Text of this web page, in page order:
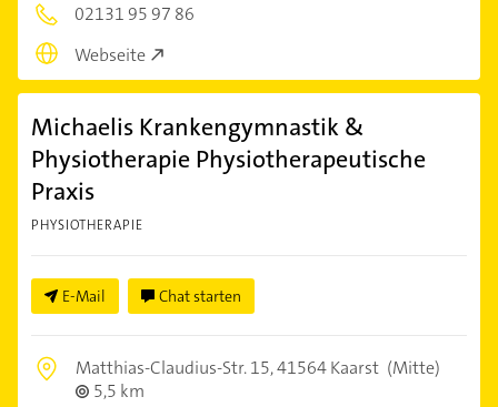
02131 95 97 86
Webseite
Michaelis Krankengymnastik &
Physiotherapie Physiotherapeutische
Praxis
PHYSIOTHERAPIE
E-Mail Chat starten
Matthias-Claudius-Str. 15,41564 Kaarst (Mitte)
5,5 km